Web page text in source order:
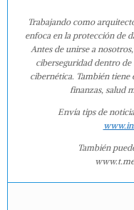
Trabajando como
enfoca en la protección de
Antes de unirse a
ciberseguridad dentro de
cibernética. También
finanzas, salud
Envía tips de
También